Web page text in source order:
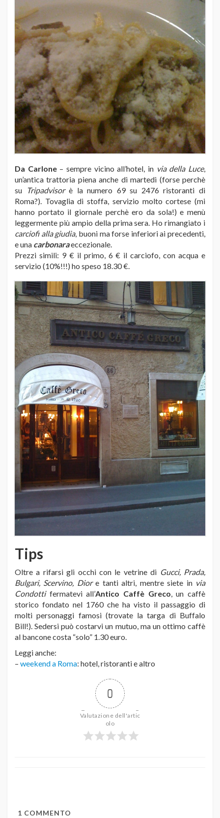
Da Carlone– sempre vicino all’hotel, in via della Luce,
un’antica trattoria piena anche di martedi (forse perchè
su
Tripadvisorè la numero 69 su 2476 ristoranti di
Roma?). Tovaglia di stoffa, servizio molto cortese (mi
hanno portato il giornale perchè ero da sola!) e menù
leggermente più ampio della prima sera. Ho rimangiato i
carciofi alla giudia, buoni ma forse inferiori ai precedenti,
e una carbonaraeccezionale.
Prezzi simili: 9 € il primo, 6 € il carciofo, con acqua e
servizio (10%!!!) ho speso 18.30 €.
Tips
Oltre a rifarsi gli occhi con le vetrine di Gucci, Prada,
Bulgari, Scervino, Diore tanti altri, mentre siete in via
Condotti fermatevi all’Antico Caffè Greco, un caffè
storico fondato nel 1760 che ha visto il passaggio di
molti personaggi famosi (trovate la targa di Buffalo
Bill!). Sedersi può costarvi un mutuo, ma un ottimo caffè
al bancone costa “solo” 1.30 euro.
Leggi anche:
– weekend a Roma: hotel, ristoranti e altro
0
Valutazione dell'artic
olo
1 COMMENTO